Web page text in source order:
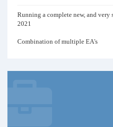
Running a complete new, and very
2021
Combination of multiple EA's